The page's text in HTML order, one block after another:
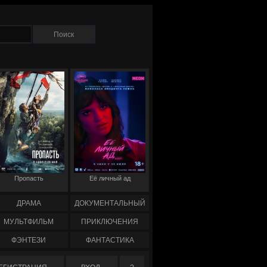
Пропасть Её личный ад
ДРАМА ДОКУМЕНТАЛЬНЫЙ
МУЛЬТФИЛЬМ ПРИКЛЮЧЕНИЯ
ФЭНТЕЗИ ФАНТАСТИКА